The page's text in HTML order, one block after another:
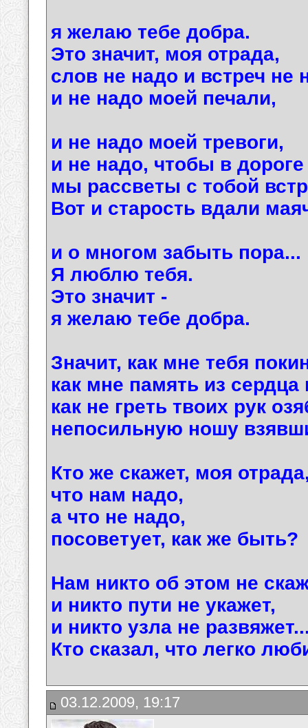
я желаю тебе добра.
Это значит, моя отрада,
слов не надо и встреч не
и не надо моей печали,
и не надо моей тревоги,
и не надо, чтобы в дороге
мы рассветы с тобой
Вот и старость вдали
и о многом забыть пора...
Я люблю тебя.
Это значит -
я желаю тебе добра.
Значит, как мне тебя
как мне память из
как не греть твоих рук
непосильную ношу
Кто же скажет, моя
что нам надо,
а что не надо,
посоветует, как же быть?
Нам никто об этом не
и никто пути не укажет,
и никто узла не
Кто сказал, что легко
03.12.2009, 19:17